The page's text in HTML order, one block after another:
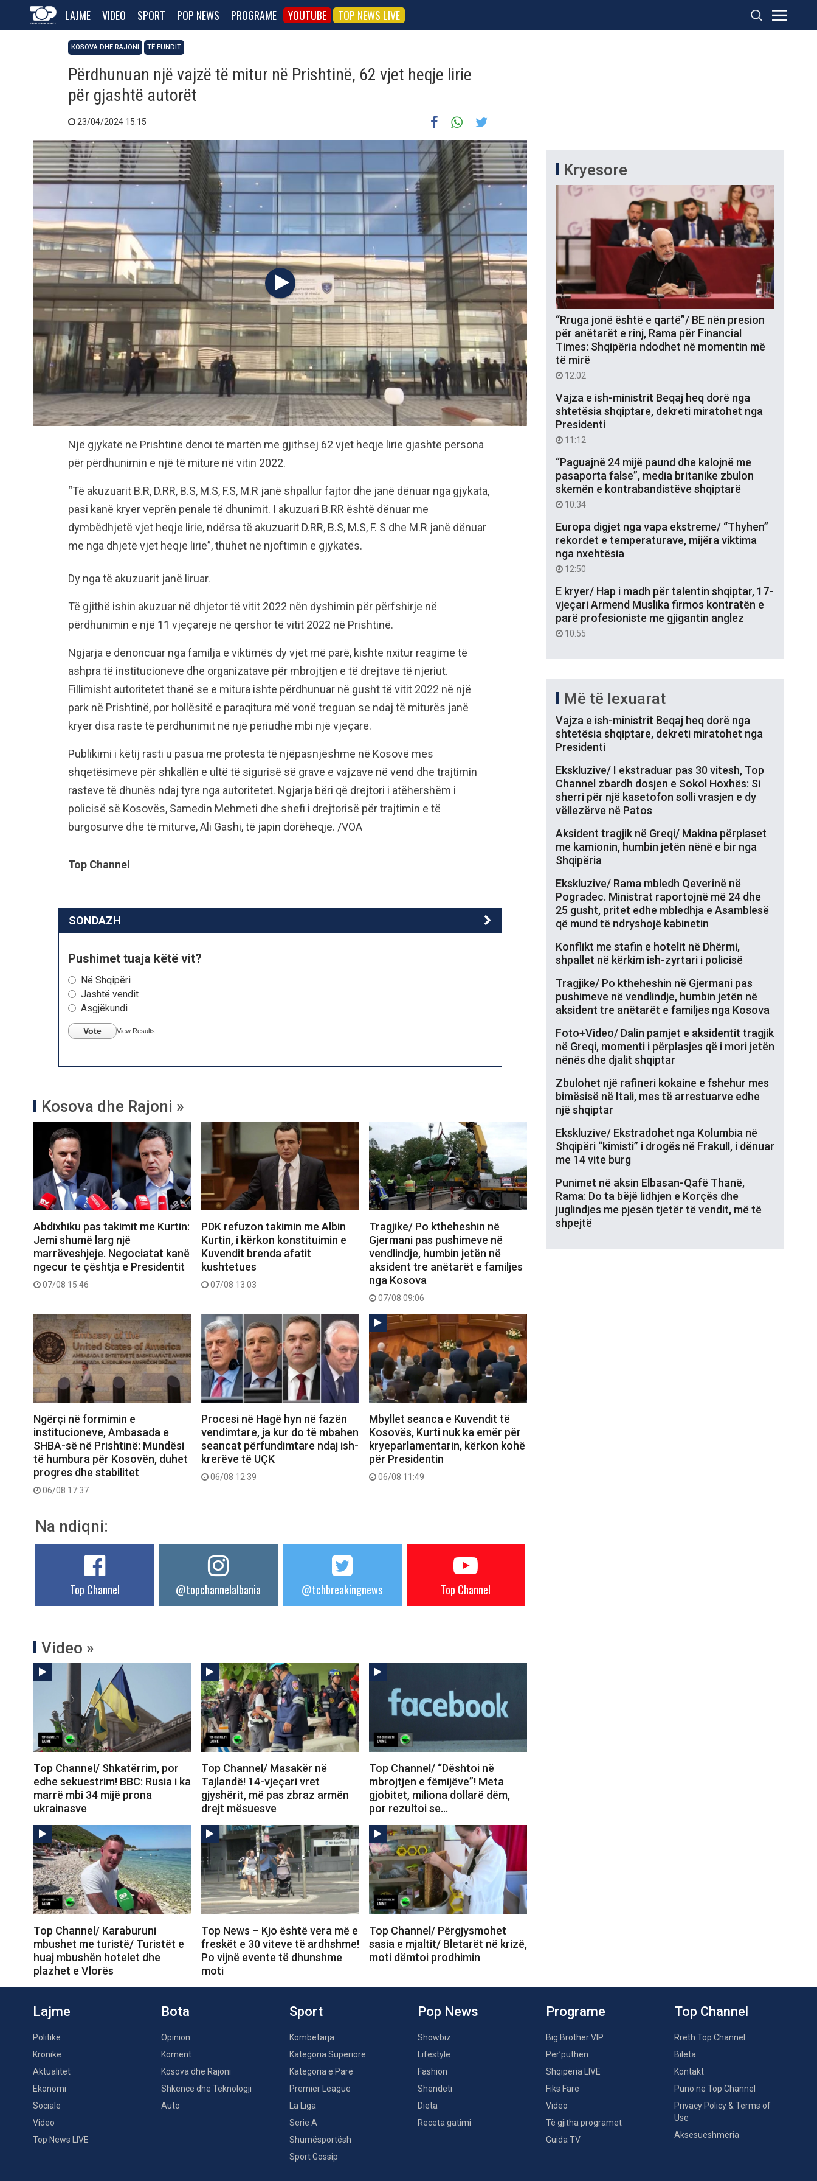
LAJME VIDEO SPORT POP NEWS PROGRAME YOUTUBE TOP NEWS LIVE
KOSOVA DHE RAJONI TË FUNDIT
Përdhunuan një vajzë të mitur në Prishtinë, 62 vjet heqje lirie
për gjashtë autorët
23/04/2024 15:15
Një gjykatë në Prishtinë dënoi të martën me gjithsej 62 vjet heqje lirie gjashtë persona
për përdhunimin e një të miture në vitin 2022.
“Të akuzuarit B.R, D.RR, B.S, M.S, F.S, M.R janë shpallur fajtor dhe janë dënuar nga gjykata,
pasi kanë kryer veprën penale të dhunimit. I akuzuari B.RR është dënuar me
dymbëdhjetë vjet heqje lirie, ndërsa të akuzuarit D.RR, B.S, M.S, F. S dhe M.R janë dënuar
me nga dhjetë vjet heqje lirie”, thuhet në njoftimin e gjykatës.
Dy nga të akuzuarit janë liruar.
Të gjithë ishin akuzuar në dhjetor të vitit 2022 nën dyshimin për përfshirje në
përdhunimin e një 11 vjeçareje në qershor të vitit 2022 në Prishtinë.
Ngjarja e denoncuar nga familja e viktimës dy vjet më parë, kishte nxitur reagime të
ashpra të institucioneve dhe organizatave për mbrojtjen e të drejtave të njeriut.
Fillimisht autoritetet thanë se e mitura ishte përdhunuar në gusht të vitit 2022 në një
park në Prishtinë, por hollësitë e paraqitura më vonë treguan se ndaj të miturës janë
kryer disa raste të përdhunimit në një periudhë mbi një vjeçare.
Publikimi i këtij rasti u pasua me protesta të njëpasnjëshme në Kosovë mes
shqetësimeve për shkallën e ultë të sigurisë së grave e vajzave në vend dhe trajtimin
rasteve të dhunës ndaj tyre nga autoritetet. Ngjarja bëri që drejtori i atëhershëm i
policisë së Kosovës, Samedin Mehmeti dhe shefi i drejtorisë për trajtimin e të
burgosurve dhe të miturve, Ali Gashi, të japin dorëheqje. /VOA
Top Channel
SONDAZH
Pushimet tuaja këtë vit?
Në Shqipëri
Jashtë vendit
Asgjëkundi
Vote View Results
Kosova dhe Rajoni »
Abdixhiku pas takimit me Kurtin:
Jemi shumë larg një
marrëveshjeje. Negociatat kanë
ngecur te çështja e Presidentit
07/08 15:46
PDK refuzon takimin me Albin
Kurtin, i kërkon konstituimin e
Kuvendit brenda afatit
kushtetues
07/08 13:03
Tragjike/ Po ktheheshin në
Gjermani pas pushimeve në
vendlindje, humbin jetën në
aksident tre anëtarët e familjes
nga Kosova
07/08 09:06
Ngërçi në formimin e
institucioneve, Ambasada e
SHBA-së në Prishtinë: Mundësi
të humbura për Kosovën, duhet
progres dhe stabilitet
06/08 17:37
Procesi në Hagë hyn në fazën
vendimtare, ja kur do të mbahen
seancat përfundimtare ndaj ish-
krerëve të UÇK
06/08 12:39
Mbyllet seanca e Kuvendit të
Kosovës, Kurti nuk ka emër për
kryeparlamentarin, kërkon kohë
për Presidentin
06/08 11:49
Na ndiqni:
Top Channel @topchannelalbania @tchbreakingnews Top Channel
Video »
Top Channel/ Shkatërrim, por
edhe sekuestrim! BBC: Rusia i ka
marrë mbi 34 mijë prona
ukrainasve
Top Channel/ Masakër në
Tajlandë! 14-vjeçari vret
gjyshërit, më pas zbraz armën
drejt mësuesve
Top Channel/ “Dështoi në
mbrojtjen e fëmijëve”! Meta
gjobitet, miliona dollarë dëm,
por rezultoi se…
Top Channel/ Karaburuni
mbushet me turistë/ Turistët e
huaj mbushën hotelet dhe
plazhet e Vlorës
Top News – Kjo është vera më e
freskët e 30 viteve të ardhshme!
Po vijnë evente të dhunshme
moti
Top Channel/ Përgjysmohet
sasia e mjaltit/ Bletarët në krizë,
moti dëmtoi prodhimin
Kryesore
“Rruga jonë është e qartë”/ BE nën presion
për anëtarët e rinj, Rama për Financial
Times: Shqipëria ndodhet në momentin më
të mirë
12:02
Vajza e ish-ministrit Beqaj heq dorë nga
shtetësia shqiptare, dekreti miratohet nga
Presidenti
11:12
“Paguajnë 24 mijë paund dhe kalojnë me
pasaporta false”, media britanike zbulon
skemën e kontrabandistëve shqiptarë
10:34
Europa digjet nga vapa ekstreme/ “Thyhen”
rekordet e temperaturave, mijëra viktima
nga nxehtësia
12:50
E kryer/ Hap i madh për talentin shqiptar, 17-
vjeçari Armend Muslika firmos kontratën e
parë profesioniste me gjigantin anglez
10:55
Më të lexuarat
Vajza e ish-ministrit Beqaj heq dorë nga
shtetësia shqiptare, dekreti miratohet nga
Presidenti
Ekskluzive/ I ekstraduar pas 30 vitesh, Top
Channel zbardh dosjen e Sokol Hoxhës: Si
sherri për një kasetofon solli vrasjen e dy
vëllezërve në Patos
Aksident tragjik në Greqi/ Makina përplaset
me kamionin, humbin jetën nënë e bir nga
Shqipëria
Ekskluzive/ Rama mbledh Qeverinë në
Pogradec. Ministrat raportojnë më 24 dhe
25 gusht, pritet edhe mbledhja e Asamblesë
që mund të ndryshojë kabinetin
Konflikt me stafin e hotelit në Dhërmi,
shpallet në kërkim ish-zyrtari i policisë
Tragjike/ Po ktheheshin në Gjermani pas
pushimeve në vendlindje, humbin jetën në
aksident tre anëtarët e familjes nga Kosova
Foto+Video/ Dalin pamjet e aksidentit tragjik
në Greqi, momenti i përplasjes që i mori jetën
nënës dhe djalit shqiptar
Zbulohet një rafineri kokaine e fshehur mes
bimësisë në Itali, mes të arrestuarve edhe
një shqiptar
Ekskluzive/ Ekstradohet nga Kolumbia në
Shqipëri “kimisti” i drogës në Frakull, i dënuar
me 14 vite burg
Punimet në aksin Elbasan-Qafë Thanë,
Rama: Do ta bëjë lidhjen e Korçës dhe
juglindjes me pjesën tjetër të vendit, më të
shpejtë
Lajme
Politikë
Kronikë
Aktualitet
Ekonomi
Sociale
Video
Top News LIVE
Bota
Opinion
Koment
Kosova dhe Rajoni
Shkencë dhe Teknologji
Auto
Sport
Kombëtarja
Kategoria Superiore
Kategoria e Parë
Premier League
La Liga
Serie A
Shumësportësh
Sport Gossip
Pop News
Showbiz
Lifestyle
Fashion
Shëndeti
Dieta
Receta gatimi
Programe
Big Brother VIP
Për’puthen
Shqipëria LIVE
Fiks Fare
Video
Të gjitha programet
Guida TV
Top Channel
Rreth Top Channel
Bileta
Kontakt
Puno në Top Channel
Privacy Policy & Terms of
Use
Aksesueshmëria